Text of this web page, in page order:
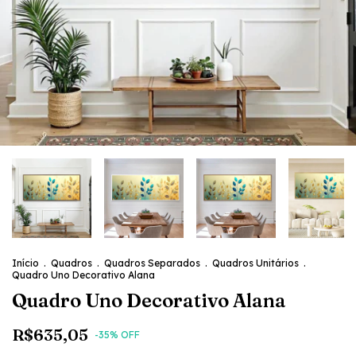
Início . Quadros . Quadros Separados . Quadros Unitários .
Quadro Uno Decorativo Alana
Quadro Uno Decorativo Alana
R$635,05 -35% OFF